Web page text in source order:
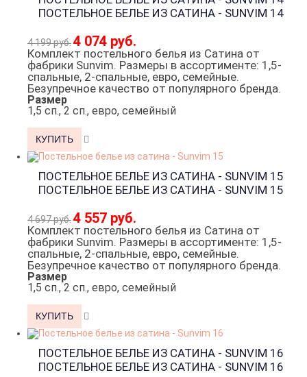
ПОСТЕЛЬНОЕ БЕЛЬЕ ИЗ САТИНА - SUNVIM 14
4 199 руб.4 074 руб.
Комплект постельного белья из Сатина от
фабрики Sunvim. Размеры в ассортименте: 1,5-
спальные, 2-спальные, евро, семейные.
Безупречное качество от популярного бренда.
Размер
1,5 сп., 2 сп., евро, семейный
ПОСТЕЛЬНОЕ БЕЛЬЕ ИЗ САТИНА - SUNVIM 15
ПОСТЕЛЬНОЕ БЕЛЬЕ ИЗ САТИНА - SUNVIM 15
4 697 руб.4 557 руб.
Комплект постельного белья из Сатина от
фабрики Sunvim. Размеры в ассортименте: 1,5-
спальные, 2-спальные, евро, семейные.
Безупречное качество от популярного бренда.
Размер
1,5 сп., 2 сп., евро, семейный
ПОСТЕЛЬНОЕ БЕЛЬЕ ИЗ САТИНА - SUNVIM 16
ПОСТЕЛЬНОЕ БЕЛЬЕ ИЗ САТИНА - SUNVIM 16